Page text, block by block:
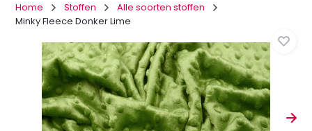
Home
Stoffen
Alle soorten stoffen
Minky Fleece Donker Lime